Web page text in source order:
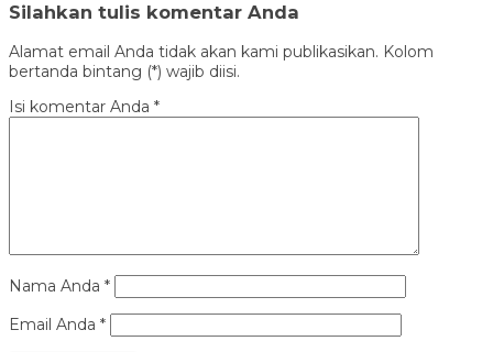
Silahkan tulis komentar Anda
Alamat email Anda tidak akan kami publikasikan. Kolom
bertanda bintang (*) wajib diisi.
Isi komentar Anda *
Nama Anda *
Email Anda *